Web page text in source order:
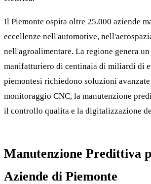
Il Piemonte ospita oltre 25.000 aziende
eccellenze nell'automotive,
nell'agroalimentare. La regione genera
manifatturiero di centinaia di miliardi di
piemontesi richiedono soluzioni
monitoraggio CNC, la manutenzione
il controllo qualita e la digitalizzazione
Manutenzione Predittiva
Aziende di Piemonte